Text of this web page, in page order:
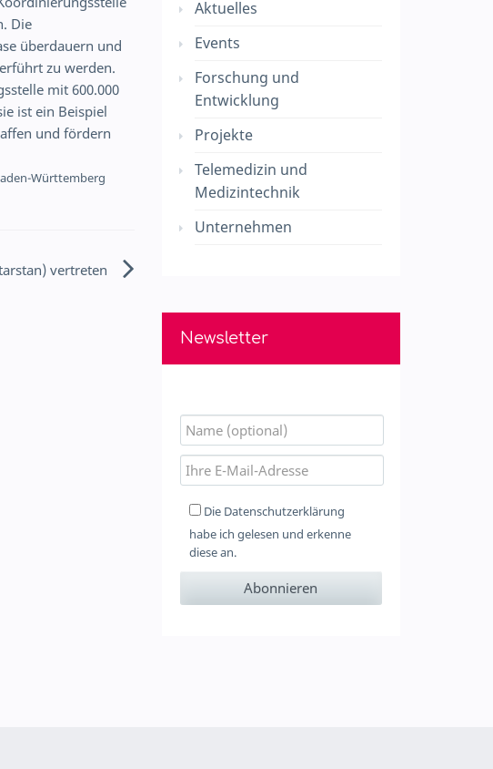
Die
überdauern und
zu werden.
mit 600.000
ist ein Beispiel
und fördern
Württemberg
vertreten
Aktuelles
Events
Forschung und
Entwicklung
Projekte
Telemedizin und
Medizintechnik
Unternehmen
Newsletter
Die Datenschutzerklärung
habe ich gelesen und erkenne
diese an.